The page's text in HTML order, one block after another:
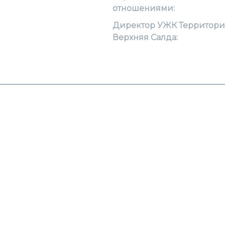
отношениями:
Директор УЖК
Верхняя Салда: